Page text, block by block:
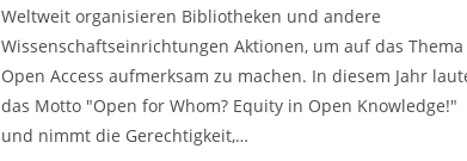
Weltweit organisieren Bibliotheken und andere
Wissenschaftseinrichtungen Aktionen, um auf das Thema
Open Access aufmerksam zu machen. In diesem Jahr
das Motto "Open for Whom? Equity in Open Knowledge!"
und nimmt die Gerechtigkeit,…